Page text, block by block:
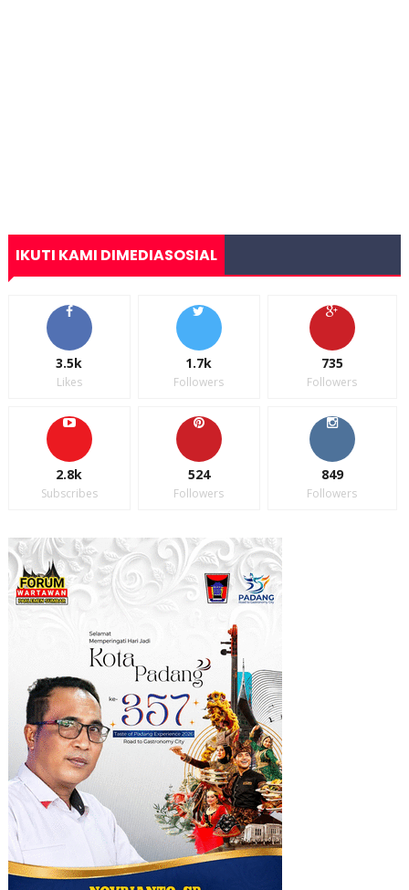
IKUTI KAMI DIMEDIASOSIAL
3.5k
Likes
1.7k
Followers
735
Followers
2.8k
Subscribes
524
Followers
849
Followers